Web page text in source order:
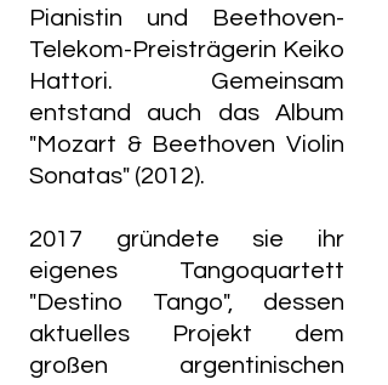
Pianistin und Beethoven-
Telekom-Preisträgerin Keiko
Hattori. Gemeinsam
entstand auch das Album
"Mozart & Beethoven Violin
Sonatas" (2012).
2017 gründete sie ihr
eigenes Tangoquartett
"Destino Tango", dessen
aktuelles Projekt dem
großen argentinischen